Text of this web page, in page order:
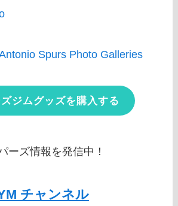
Spurs Photo Galleries
ジムグッズを購入する
ーズ情報を発信中！
チャンネル